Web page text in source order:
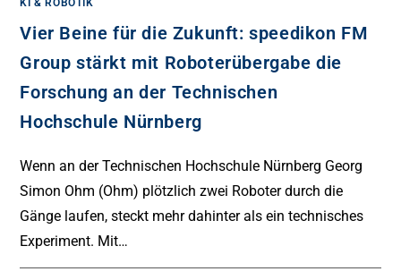
Vier Beine für die Zukunft: speedikon FM
Group stärkt mit Roboterübergabe die
Forschung an der Technischen
Hochschule Nürnberg
Wenn an der Technischen Hochschule Nürnberg Georg
Simon Ohm (Ohm) plötzlich zwei Roboter durch die
Gänge laufen, steckt mehr dahinter als ein technisches
Experiment. Mit…